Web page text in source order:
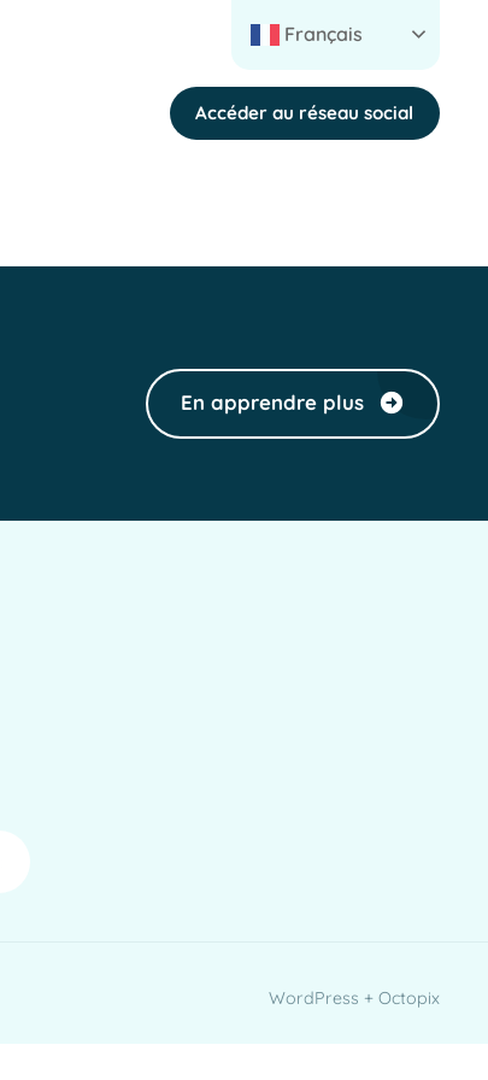
Français
Accéder au réseau social
En apprendre plus
WordPress + Octopix